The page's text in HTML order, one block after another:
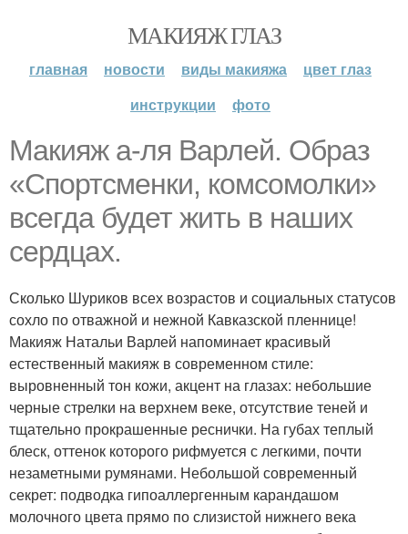
МАКИЯЖ ГЛАЗ
главная новости виды макияжа
цвет глаз
инструкции
фото
Макияж а-ля Варлей. Образ
«Спортсменки, комсомолки»
всегда будет жить в наших
сердцах.
Сколько Шуриков всех возрастов и социальных статусов
сохло по отважной и нежной Кавказской пленнице!
Макияж Натальи Варлей напоминает красивый
естественный макияж в современном стиле:
выровненный тон кожи, акцент на глазах: небольшие
черные стрелки на верхнем веке, отсутствие теней и
тщательно прокрашенные реснички. На губах теплый
блеск, оттенок которого рифмуется с легкими, почти
незаметными румянами. Небольшой современный
секрет: подводка гипоаллергенным карандашом
молочного цвета прямо по слизистой нижнего века